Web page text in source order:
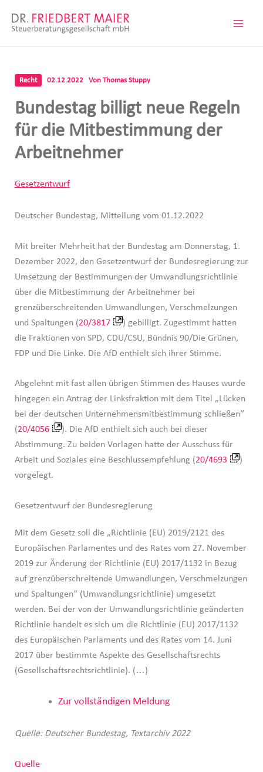
Inhalt
Recht 02.12.2022 Von Thomas Stuppy
Bundestag billigt neue Regeln
für die Mitbestimmung der
Arbeitnehmer
Gesetzentwurf
Deutscher Bundestag, Mitteilung vom 01.12.2022
Mit breiter Mehrheit hat der Bundestag am Donnerstag, 1.
Dezember 2022, den Gesetzentwurf der Bundesregierung zur
Umsetzung der Bestimmungen der Umwandlungsrichtlinie
über die Mitbestimmung der Arbeitnehmer bei
grenzüberschreitenden Umwandlungen, Verschmelzungen
und Spaltungen (20/3817
) gebilligt. Zugestimmt hatten
die Fraktionen von SPD, CDU/CSU, Bündnis 90/Die Grünen,
FDP und Die Linke. Die AfD enthielt sich ihrer Stimme.
Abgelehnt mit fast allen übrigen Stimmen des Hauses wurde
hingegen ein Antrag der Linksfraktion mit dem Titel „Lücken
bei der deutschen Unternehmensmitbestimmung schließen“
(20/4056
). Die AfD enthielt sich auch bei dieser
Abstimmung. Zu beiden Vorlagen hatte der Ausschuss für
Arbeit und Soziales eine Beschlussempfehlung (20/4693
)
vorgelegt.
Gesetzentwurf der Bundesregierung
Mit dem Gesetz soll die „Richtlinie (EU) 2019/2121 des
Europäischen Parlamentes und des Rates vom 27. November
2019 zur Änderung der Richtlinie (EU) 2017/1132 in Bezug
auf grenzüberschreitende Umwandlungen, Verschmelzungen
und Spaltungen“ (Umwandlungsrichtlinie) umgesetzt
werden. Bei der von der Umwandlungsrichtlinie geänderten
Richtlinie handelt es sich um die Richtlinie (EU) 2017/1132
des Europäischen Parlaments und des Rates vom 14. Juni
2017 über bestimmte Aspekte des Gesellschaftsrechts
(Gesellschaftsrechtsrichtlinie). (…)
Zur vollständigen Meldung
Quelle: Deutscher Bundestag, Textarchiv 2022
Quelle